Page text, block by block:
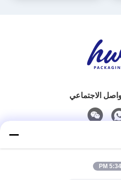
الاجتماعي
5:34 PM